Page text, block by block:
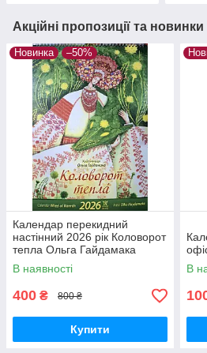
Акційні пропозиції та новинки
Новинка –50%
Календар перекидний
настінний 2026 рік Коловорот
тепла Ольга Гайдамака
В наявності
400 ₴ 800 ₴
Купити
В